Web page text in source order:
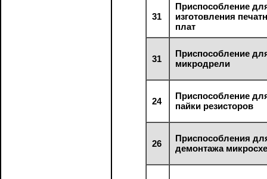
31
Приспособление
изготовления
плат
31
Приспособление
микродрели
24
Приспособление
пайки резисторов
26
Приспособления
демонтажа